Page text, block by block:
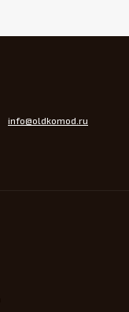
info@oldkomod.ru